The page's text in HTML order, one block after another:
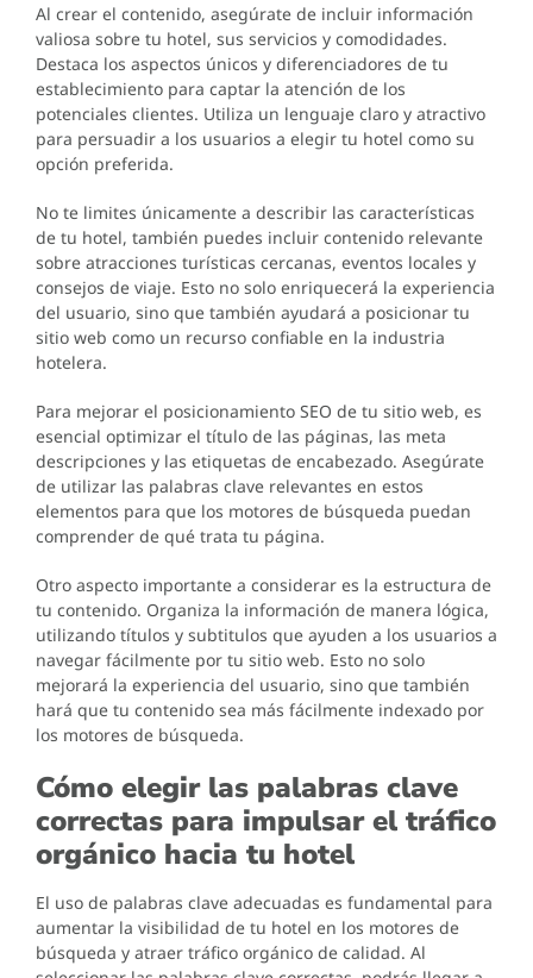
Al crear el contenido, asegúrate de incluir información
valiosa sobre tu hotel, sus servicios y comodidades.
Destaca los aspectos únicos y diferenciadores de tu
establecimiento para captar la atención de los
potenciales clientes. Utiliza un lenguaje claro y atractivo
para persuadir a los usuarios a elegir tu hotel como su
opción preferida.
No te limites únicamente a describir las características
de tu hotel, también puedes incluir contenido relevante
sobre atracciones turísticas cercanas, eventos locales y
consejos de viaje. Esto no solo enriquecerá la experiencia
del usuario, sino que también ayudará a posicionar tu
sitio web como un recurso confiable en la industria
hotelera.
Para mejorar el posicionamiento SEO de tu sitio web, es
esencial optimizar el título de las páginas, las meta
descripciones y las etiquetas de encabezado. Asegúrate
de utilizar las palabras clave relevantes en estos
elementos para que los motores de búsqueda puedan
comprender de qué trata tu página.
Otro aspecto importante a considerar es la estructura de
tu contenido. Organiza la información de manera lógica,
utilizando títulos y subtitulos que ayuden a los usuarios a
navegar fácilmente por tu sitio web. Esto no solo
mejorará la experiencia del usuario, sino que también
hará que tu contenido sea más fácilmente indexado por
los motores de búsqueda.
Cómo elegir las palabras clave
correctas para impulsar el tráfico
orgánico hacia tu hotel
El uso de palabras clave adecuadas es fundamental para
aumentar la visibilidad de tu hotel en los motores de
búsqueda y atraer tráfico orgánico de calidad. Al